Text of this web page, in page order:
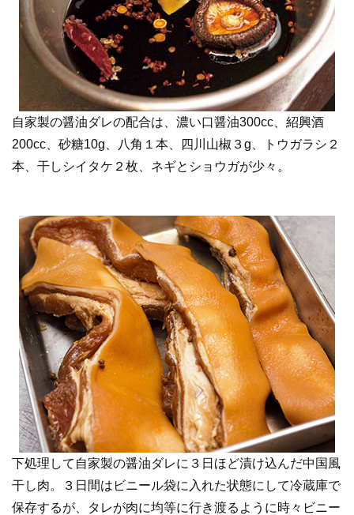
自家製の醤油ダレの配合は、濃い口醤油300cc、紹興酒
200cc、砂糖10g、八角１本、四川山椒３g、トウガラシ２
本、干しシイタケ２枚、ネギとショウガが少々。
下処理して自家製の醤油ダレに３日ほど漬け込んだ中国風
干し肉。３日間はビニール袋に入れた状態にして冷蔵庫で
保存するが、タレが肉に均等に行き渡るように時々ビニー